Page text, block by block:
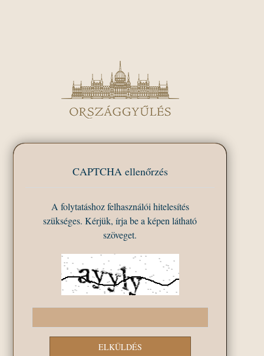
CAPTCHA ellenőrzés
A folytatáshoz felhasználói hitelesítés
szükséges. Kérjük, írja be a képen látható
szöveget.